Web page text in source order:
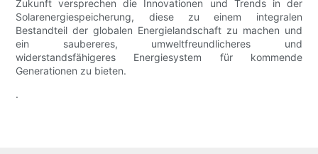
Zukunft versprechen die Innovationen und Trends in der
Solarenergiespeicherung, diese zu einem integralen
Bestandteil der globalen Energielandschaft zu machen und
ein saubereres, umweltfreundlicheres und
widerstandsfähigeres Energiesystem für kommende
Generationen zu bieten.
.